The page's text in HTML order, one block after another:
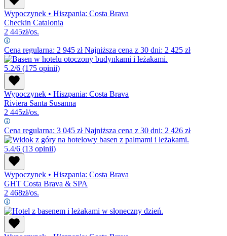
Wypoczynek • Hiszpania: Costa Brava
Checkin Catalonia
2 445zł/os.
Cena regularna: 2 945 złNajniższa cena z 30 dni: 2 425 zł
5.2/6 (175 opinii)
Wypoczynek • Hiszpania: Costa Brava
Riviera Santa Susanna
2 445zł/os.
Cena regularna: 3 045 złNajniższa cena z 30 dni: 2 426 zł
5.4/6 (13 opinii)
Wypoczynek • Hiszpania: Costa Brava
GHT Costa Brava & SPA
2 468zł/os.